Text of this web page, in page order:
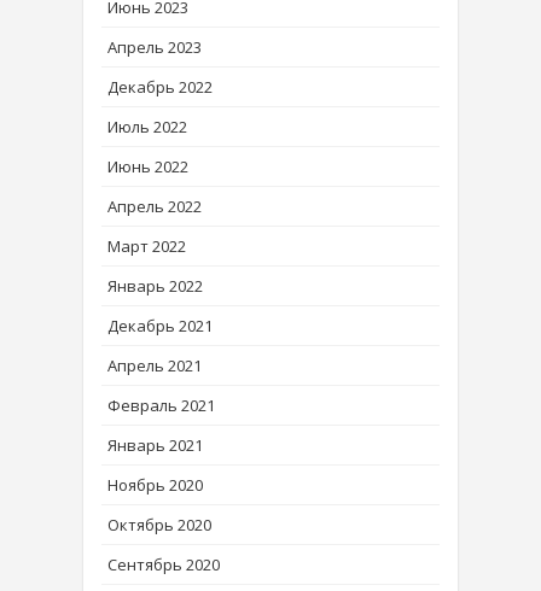
Июнь 2023
Апрель 2023
Декабрь 2022
Июль 2022
Июнь 2022
Апрель 2022
Март 2022
Январь 2022
Декабрь 2021
Апрель 2021
Февраль 2021
Январь 2021
Ноябрь 2020
Октябрь 2020
Сентябрь 2020